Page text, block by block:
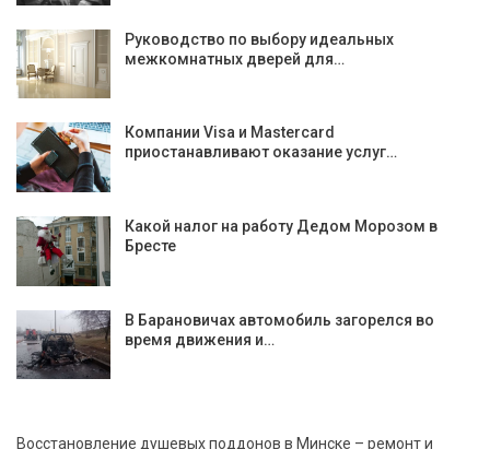
Руководство по выбору идеальных
межкомнатных дверей для…
Компании Visa и Mastercard
приостанавливают оказание услуг…
Какой налог на работу Дедом Морозом в
Бресте
В Барановичах автомобиль загорелся во
время движения и…
Восстановление душевых поддонов в Минске – ремонт и